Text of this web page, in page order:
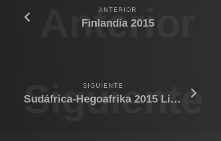
Anterior
ANTERIOR
Finlandia 2015
Siguiente
SIGUIENTE
Sudáfrica-Hegoafrika 2015 Lions Sands